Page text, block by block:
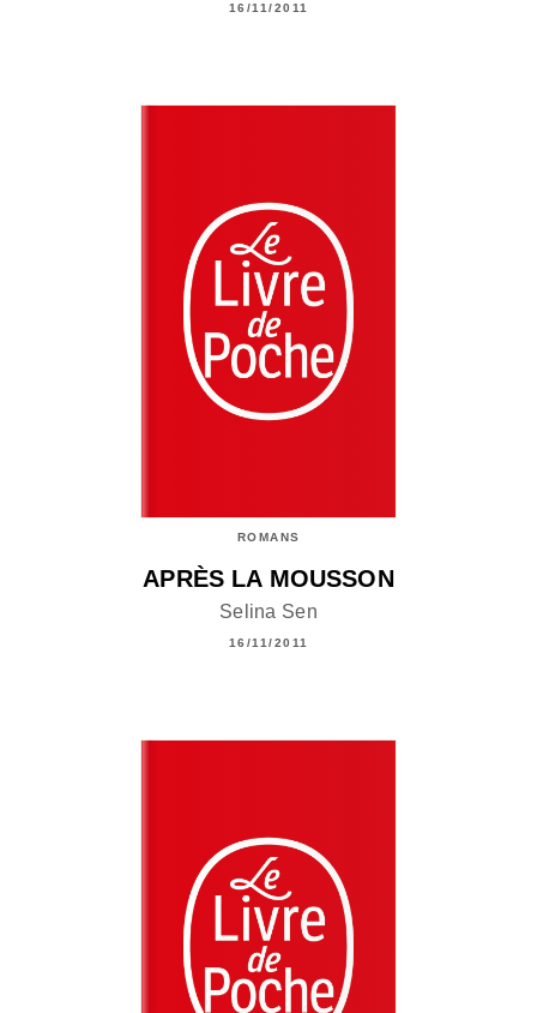
16/11/2011
ROMANS
APRÈS LA MOUSSON
Selina Sen
16/11/2011